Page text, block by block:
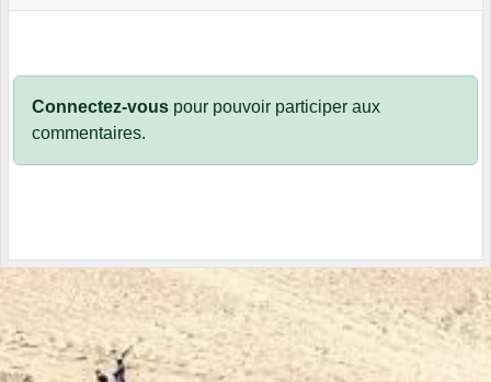
Connectez-vous pour pouvoir participer aux
commentaires.